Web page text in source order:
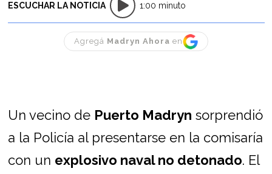
ESCUCHAR LA NOTICIA
1:00 minuto
Agregá Madryn Ahora en
Un vecino de Puerto Madryn sorprendió
a la Policía al presentarse en la comisaría
con un explosivo naval no detonado. El